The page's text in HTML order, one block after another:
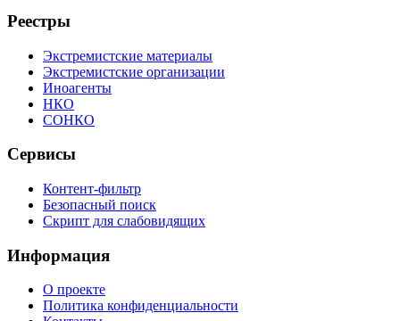
Реестры
Экстремистские материалы
Экстремистские организации
Иноагенты
НКО
СОНКО
Сервисы
Контент-фильтр
Безопасный поиск
Скрипт для слабовидящих
Информация
О проекте
Политика конфиденциальности